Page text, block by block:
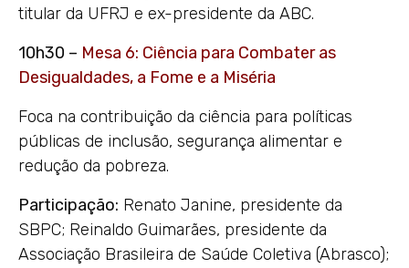
titular da UFRJ e ex-presidente da ABC.
10h30 – Mesa 6: Ciência para Combater as
Desigualdades, a Fome e a Miséria
Foca na contribuição da ciência para políticas
públicas de inclusão, segurança alimentar e
redução da pobreza.
Participação: Renato Janine, presidente da
SBPC; Reinaldo Guimarães, presidente da
Associação Brasileira de Saúde Coletiva (Abrasco);